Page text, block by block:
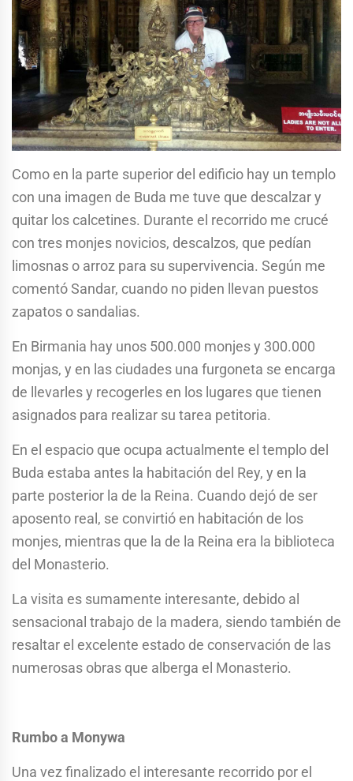
Como en la parte superior del edificio hay un templo
con una imagen de Buda me tuve que descalzar y
quitar los calcetines. Durante el recorrido me crucé
con tres monjes novicios, descalzos, que pedían
limosnas o arroz para su supervivencia. Según me
comentó Sandar, cuando no piden llevan puestos
zapatos o sandalias.
En Birmania hay unos 500.000 monjes y 300.000
monjas, y en las ciudades una furgoneta se encarga
de llevarles y recogerles en los lugares que tienen
asignados para realizar su tarea petitoria.
En el espacio que ocupa actualmente el templo del
Buda estaba antes la habitación del Rey, y en la
parte posterior la de la Reina. Cuando dejó de ser
aposento real, se convirtió en habitación de los
monjes, mientras que la de la Reina era la biblioteca
del Monasterio.
La visita es sumamente interesante, debido al
sensacional trabajo de la madera, siendo también de
resaltar el excelente estado de conservación de las
numerosas obras que alberga el Monasterio.
Rumbo a Monywa
Una vez finalizado el interesante recorrido por el